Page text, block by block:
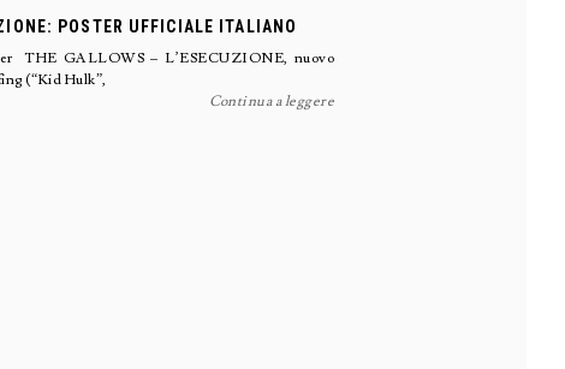
POSTER UFFICIALE ITALIANO
THE GALLOWS – L’ESECUZIONE, nuovo
(“Kid Hulk”,
Continua a leggere